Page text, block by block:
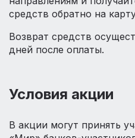
средств обратно на
Возврат средств
дней после оплаты.
Условия акции
В акции могут принять